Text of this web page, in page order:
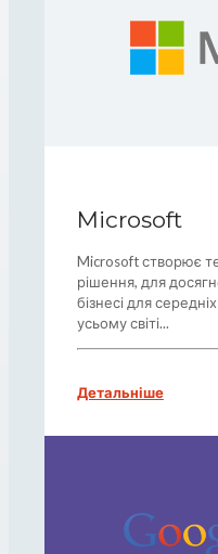
Microsoft
Microsoft створює
рішення, для
бізнесі для
усьому світі...
Детальніше